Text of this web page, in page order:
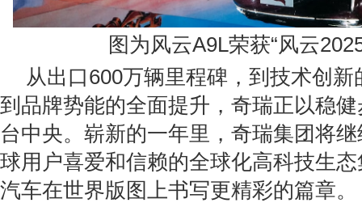
图为风云A9L荣获“风云
从出口600万辆里程碑，到技术创
到品牌势能的全面提升，奇瑞正以稳
台中央。崭新的一年里，奇瑞集团将
球用户喜爱和信赖的全球化高科技生
汽车在世界版图上书写更精彩的篇章。